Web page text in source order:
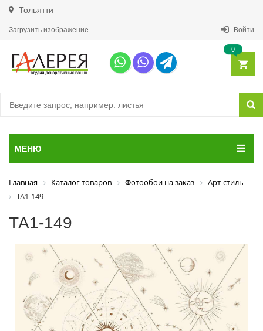
Тольятти
Загрузить изображение Войти
0
МЕНЮ
Главная Каталог товаров Фотообои на заказ
Арт-стиль
ТА1-149
ТА1-149